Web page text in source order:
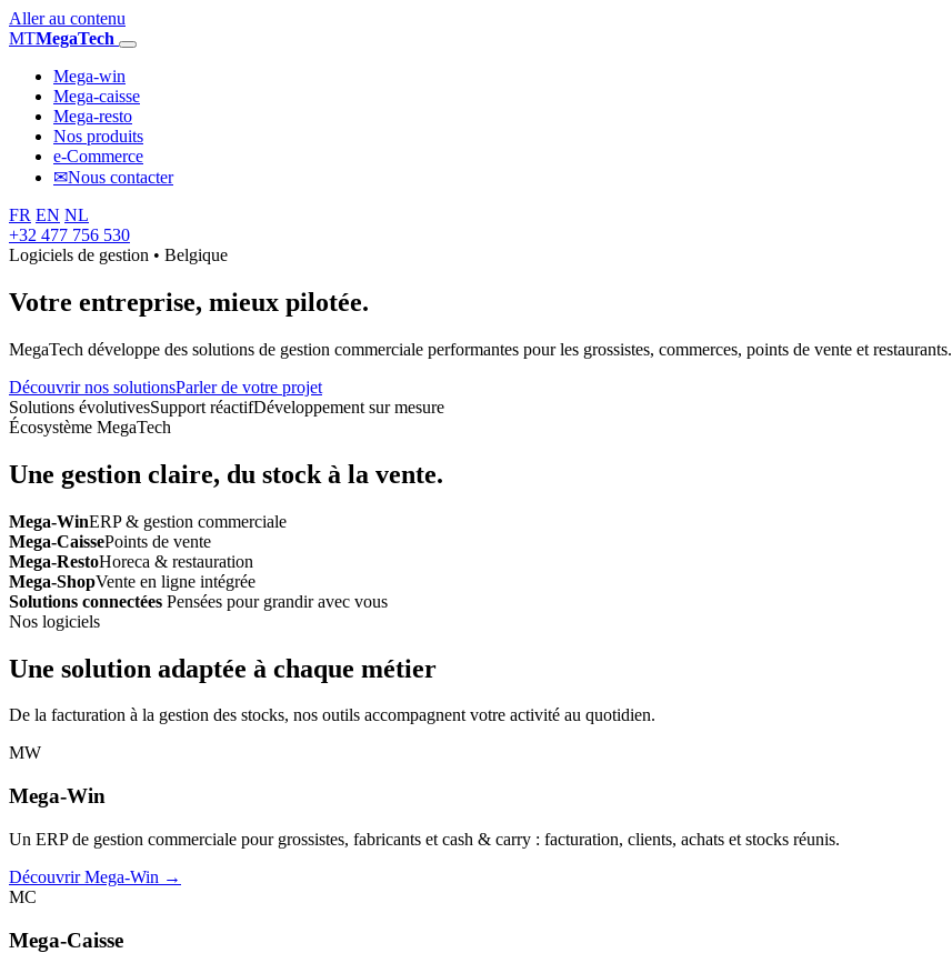
Aller au contenu
MTMegaTech
Mega-win
Mega-caisse
Mega-resto
Nos produits
e-Commerce
✉Nous contacter
FR EN NL
+32 477 756 530
Logiciels de gestion • Belgique
Votre entreprise, mieux pilotée.
MegaTech développe des solutions de gestion commerciale performantes pour les grossistes, commerces, points de vente et restaurants.
Découvrir nos solutionsParler de votre projet
Solutions évolutivesSupport réactifDéveloppement sur mesure
Écosystème MegaTech
Une gestion claire, du stock à la vente.
Mega-WinERP & gestion commerciale
Mega-CaissePoints de vente
Mega-RestoHoreca & restauration
Mega-ShopVente en ligne intégrée
Solutions connectées Pensées pour grandir avec vous
Nos logiciels
Une solution adaptée à chaque métier
De la facturation à la gestion des stocks, nos outils accompagnent votre activité au quotidien.
MW
Mega-Win
Un ERP de gestion commerciale pour grossistes, fabricants et cash & carry : facturation, clients, achats et stocks réunis.
Découvrir Mega-Win →
MC
Mega-Caisse